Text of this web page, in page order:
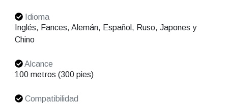
Idioma
Inglés, Fances, Alemán, Español, Ruso, Japones y
Chino
Alcance
100 metros (300 pies)
Compatibilidad